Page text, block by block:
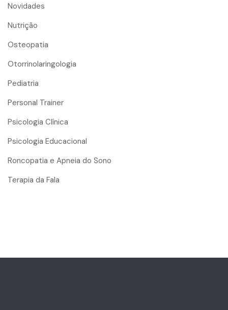
Novidades
Nutrição
Osteopatia
Otorrinolaringologia
Pediatria
Personal Trainer
Psicologia Clínica
Psicologia Educacional
Roncopatia e Apneia do Sono
Terapia da Fala